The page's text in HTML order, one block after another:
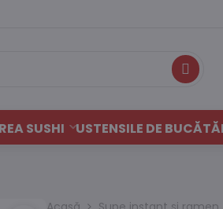
Caută
SUSHI USTENSILE DE